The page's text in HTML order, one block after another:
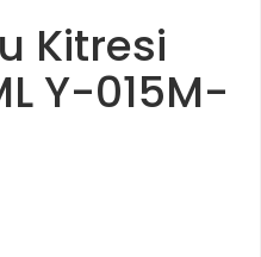
Kitresi
Y-015M-